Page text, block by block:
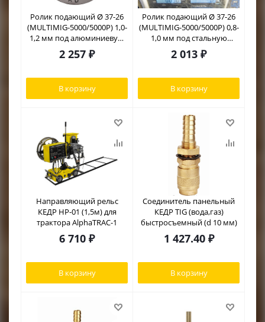
Ролик подающий Ø 37-26
(MULTIMIG-5000/5000P) 1,0-
1,2 мм под алюминиевую
проволоку
2 257 ₽
В корзину
Ролик подающий Ø 37-26
(MULTIMIG-5000/5000P) 0,8-
1,0 мм под стальную
проволоку
2 013 ₽
В корзину
Направляющий рельс
КЕДР НР-01 (1,5м) для
трактора AlphaTRAC-1
6 710 ₽
В корзину
Соединитель панельный
КЕДР TIG (вода,газ)
быстросъемный (d 10 мм)
1 427.40₽
В корзину